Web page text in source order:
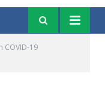
COVID-19